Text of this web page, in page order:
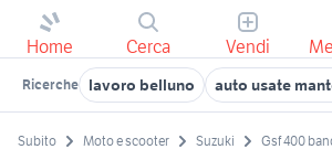
Home Cerca Vendi
Ricerche lavoro belluno auto usate
Subito Moto e scooter Suzuki Gsf 400